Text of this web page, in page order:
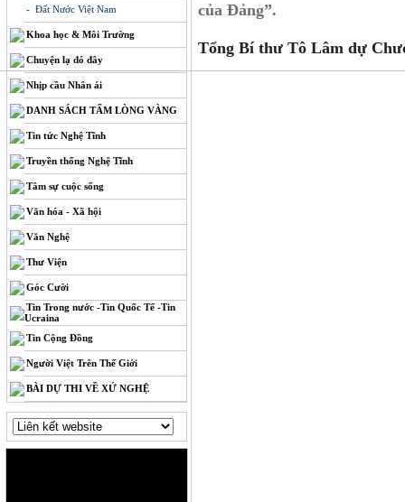
- Đất Nước Việt Nam
Khoa học & Môi Trường
Chuyện lạ đó đây
Nhịp cầu Nhân ái
DANH SÁCH TẤM LÒNG VÀNG
Tin tức Nghệ Tĩnh
Truyền thống Nghệ Tĩnh
Tâm sự cuộc sống
Văn hóa - Xã hội
Văn Nghệ
Thư Viện
Góc Cười
Tin Trong nước -Tin Quốc Tế -Tin
Ucraina
Tin Cộng Đồng
Người Việt Trên Thế Giới
BÀI DỰ THI VỀ XỨ NGHỆ
của Đảng”.
Tổng Bí thư Tô Lâm dự